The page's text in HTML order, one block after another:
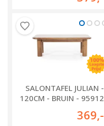
SALONTAFEL JULIAN -
120CM - BRUIN - 95912
369,-